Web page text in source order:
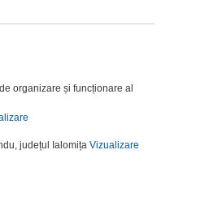
organizare și funcționare al
județul Ialomița Vizualizare